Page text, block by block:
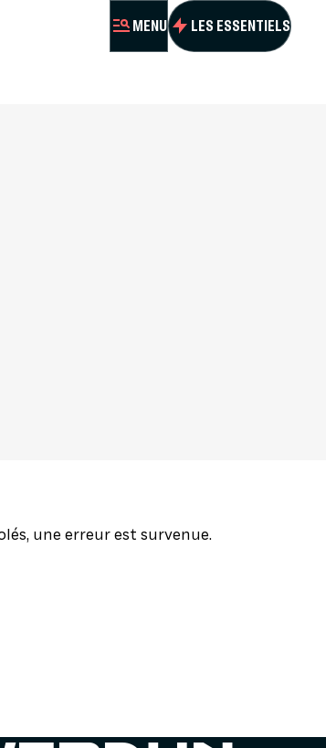
MENU LES ESSENTIELS
une erreur est survenue.